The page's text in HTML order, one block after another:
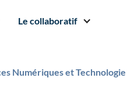
Le collaboratif
Numériques et